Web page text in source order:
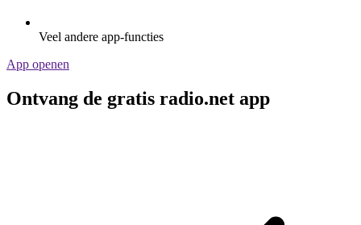
Veel andere app-functies
App openen
Ontvang de gratis radio.net app